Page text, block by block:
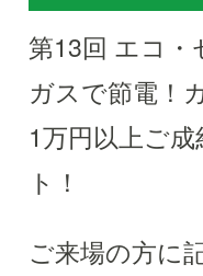
第13回 エコ
ガスで節電！
1万円以上ご
ト！
ご来場の方に